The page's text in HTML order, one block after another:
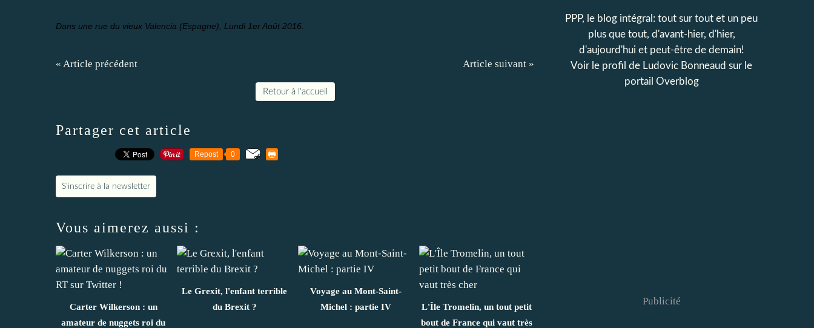
Dans une rue du vieux Valencia (Espagne), Lundi 1er Août 2016.
« Article précédent Article suivant »
Retour à l'accueil
Partager cet article
Repost 0
S'inscrire à la newsletter
Vous aimerez aussi :
Carter Wilkerson : un
amateur de nuggets roi du
Le Grexit, l'enfant terrible
du Brexit ?
Voyage au Mont-Saint-
Michel : partie IV
L'Île Tromelin, un tout petit
bout de France qui vaut très
PPP, le blog intégral: tout sur tout et un peu
plus que tout, d'avant-hier, d'hier,
d'aujourd'hui et peut-être de demain!
Voir le profil de Ludovic Bonneaud sur le
portail Overblog
Publicité